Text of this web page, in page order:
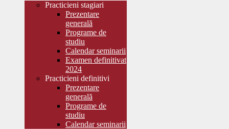
Practicieni stagiari
Prezentare
generală
Programe de
studiu
Calendar seminarii
Examen definitivat
2024
Practicieni definitivi
Prezentare
generală
Programe de
studiu
Calendar seminarii